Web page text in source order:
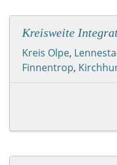
Kreisweite
Kreis Olpe,
Finnentrop,